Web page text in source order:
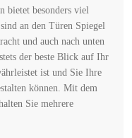
bietet besonders viel
an den Türen Spiegel
und auch nach unten
der beste Blick auf Ihr
ist und Sie Ihre
können. Mit dem
Sie mehrere